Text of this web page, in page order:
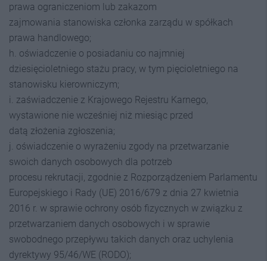
prawa ograniczeniom lub zakazom
zajmowania stanowiska członka zarządu w spółkach
prawa handlowego;
h. oświadczenie o posiadaniu co najmniej
dziesięcioletniego stażu pracy, w tym pięcioletniego na
stanowisku kierowniczym;
i. zaświadczenie z Krajowego Rejestru Karnego,
wystawione nie wcześniej niż miesiąc przed
datą złożenia zgłoszenia;
j. oświadczenie o wyrażeniu zgody na przetwarzanie
swoich danych osobowych dla potrzeb
procesu rekrutacji, zgodnie z Rozporządzeniem Parlamentu
Europejskiego i Rady (UE) 2016/679 z dnia 27 kwietnia
2016 r. w sprawie ochrony osób fizycznych w związku z
przetwarzaniem danych osobowych i w sprawie
swobodnego przepływu takich danych oraz uchylenia
dyrektywy 95/46/WE (RODO);